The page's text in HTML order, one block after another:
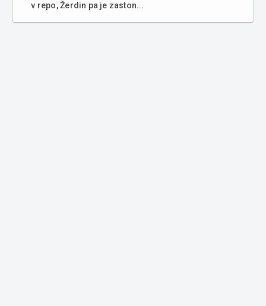
v repo, Žerdin pa je zaston...